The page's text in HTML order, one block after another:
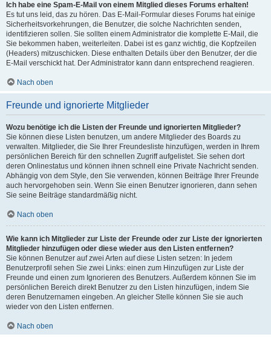
Ich habe eine Spam-E-Mail von einem Mitglied dieses Forums erhalten!
Es tut uns leid, das zu hören. Das E-Mail-Formular dieses Forums hat einige
Sicherheitsvorkehrungen, die Benutzer, die solche Nachrichten senden,
identifizieren sollen. Sie sollten einem Administrator die komplette E-Mail, die
Sie bekommen haben, weiterleiten. Dabei ist es ganz wichtig, die Kopfzeilen
(Headers) mitzuschicken. Diese enthalten Details über den Benutzer, der die
E-Mail verschickt hat. Der Administrator kann dann entsprechend reagieren.
Nach oben
Freunde und ignorierte Mitglieder
Wozu benötige ich die Listen der Freunde und ignorierten Mitglieder?
Sie können diese Listen benutzen, um andere Mitglieder des Boards zu
verwalten. Mitglieder, die Sie Ihrer Freundesliste hinzufügen, werden in Ihrem
persönlichen Bereich für den schnellen Zugriff aufgelistet. Sie sehen dort
deren Onlinestatus und können ihnen schnell eine Private Nachricht senden.
Abhängig von dem Style, den Sie verwenden, können Beiträge Ihrer Freunde
auch hervorgehoben sein. Wenn Sie einen Benutzer ignorieren, dann sehen
Sie seine Beiträge standardmäßig nicht.
Nach oben
Wie kann ich Mitglieder zur Liste der Freunde oder zur Liste der ignorierten
Mitglieder hinzufügen oder diese wieder aus den Listen entfernen?
Sie können Benutzer auf zwei Arten auf diese Listen setzen: In jedem
Benutzerprofil sehen Sie zwei Links: einen zum Hinzufügen zur Liste der
Freunde und einen zum Ignorieren des Benutzers. Außerdem können Sie im
persönlichen Bereich direkt Benutzer zu den Listen hinzufügen, indem Sie
deren Benutzernamen eingeben. An gleicher Stelle können Sie sie auch
wieder von den Listen entfernen.
Nach oben